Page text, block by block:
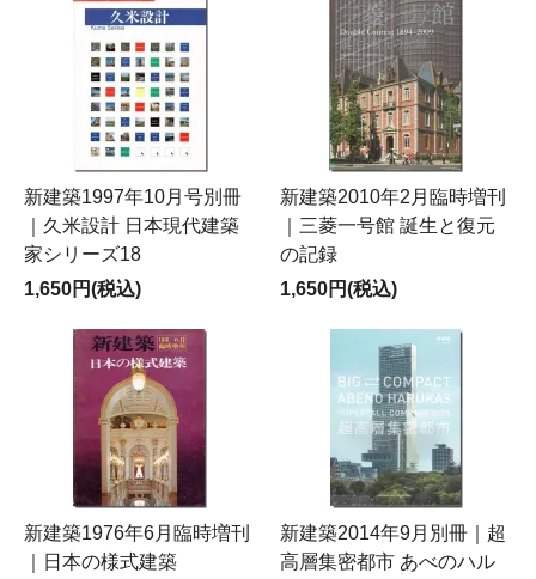
新建築1997年10月号別冊
｜久米設計 日本現代建築
家シリーズ18
1,650円(税込)
新建築2010年2月臨時増刊
｜三菱一号館 誕生と復元
の記録
1,650円(税込)
新建築1976年6月臨時増刊
｜日本の様式建築
新建築2014年9月別冊｜超
高層集密都市 あべのハル